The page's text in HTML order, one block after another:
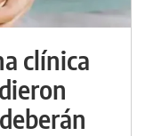
clínica